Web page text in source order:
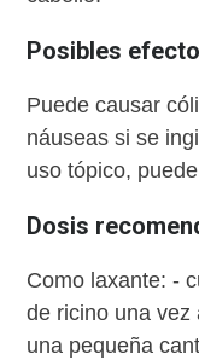
Posibles
Puede causar
náuseas si se
uso tópico,
Dosis
Como laxante: -
de ricino una
una pequeña